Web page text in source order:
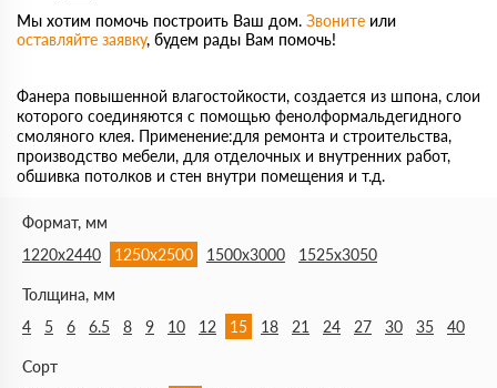
Мы хотим помочь построить Ваш дом. Звоните или
оставляйте заявку, будем рады Вам помочь!
Фанера повышенной влагостойкости, создается из шпона, слои
которого соединяются с помощью фенолформальдегидного
смоляного клея. Применение:для ремонта и строительства,
производство мебели, для отделочных и внутренних работ,
обшивка потолков и стен внутри помещения и т.д.
Формат, мм
1220х2440
1250х2500 1500х3000 1525х3050
Толщина, мм
4
5 6 6.5 8 9 10 12 15 18 21 24 27 30 35 40
Сорт